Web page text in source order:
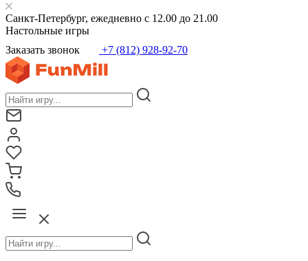
Санкт-Петербург, ежедневно с 12.00 до 21.00
Настольные игры
Заказать звонок
+7 (812) 928-92-70